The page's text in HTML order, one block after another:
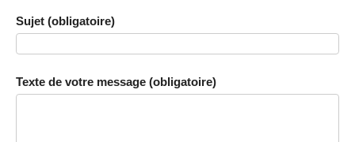
Sujet (obligatoire)
Texte de votre message (obligatoire)